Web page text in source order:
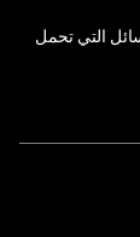
التي تحمل